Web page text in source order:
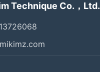
Technique Co.，Ltd.